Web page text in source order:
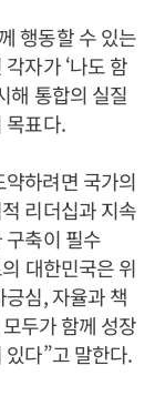
행동할 수 있는
자가 ‘나도 함
해 통합의 실질
목표다.
하려면 국가의
리더십과 지속
구축이 필수
대한민국은 위
심, 자율과 책
두가 함께 성장
다”고 말한다.